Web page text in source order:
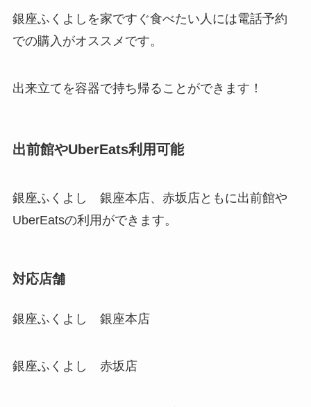
銀座ふくよしを家ですぐ食べたい人には電話予約
での購入がオススメです。
出来立てを容器で持ち帰ることができます！
出前館やUberEats利用可能
銀座ふくよし 銀座本店、赤坂店ともに出前館や
UberEatsの利用ができます。
対応店舗
銀座ふくよし 銀座本店
銀座ふくよし 赤坂店